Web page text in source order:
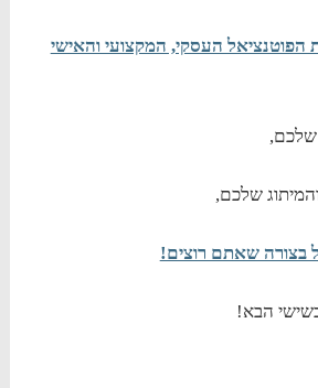
העסקי, המקצועי והאישי
שלכם,
שלכם,
בצורה שאתם רוצים!
הבא!